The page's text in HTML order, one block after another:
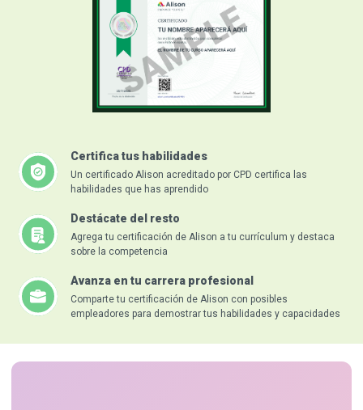
Certifica tus habilidades
Un certificado Alison acreditado por CPD certifica las
habilidades que has aprendido
Destácate del resto
Agrega tu certificación de Alison a tu currículum y destaca
sobre la competencia
Avanza en tu carrera profesional
Comparte tu certificación de Alison con posibles
empleadores para demostrar tus habilidades y capacidades